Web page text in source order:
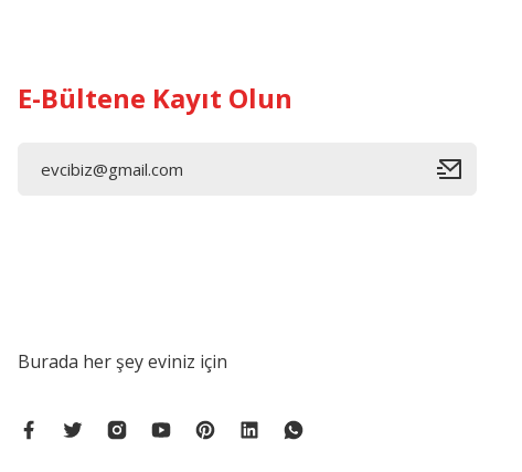
E-Bültene Kayıt Olun
Burada her şey eviniz için